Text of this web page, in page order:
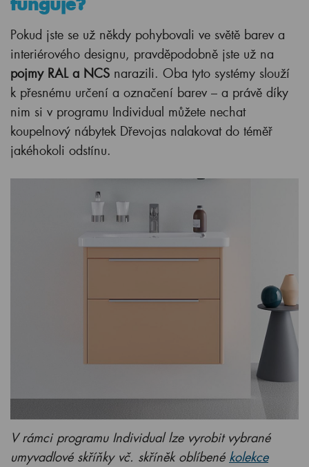
Pokud jste se už někdy pohybovali ve světě barev a
interiérového designu, pravděpodobně jste už na
pojmy RAL a NCS narazili. Oba tyto systémy slouží
k přesnému určení a označení barev – a právě díky
nim si v programu Individual můžete nechat
koupelnový nábytek Dřevojas nalakovat do téměř
jakéhokoli odstínu.
V rámci programu Individual lze vyrobit vybrané
umyvadlové skříňky vč. skříněk oblíbené kolekce